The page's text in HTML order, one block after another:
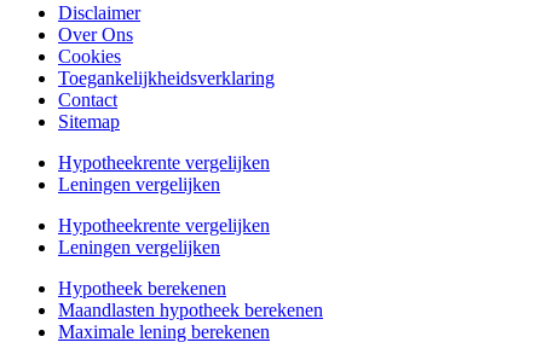
Disclaimer
Over Ons
Cookies
Toegankelijkheidsverklaring
Contact
Sitemap
Hypotheekrente vergelijken
Leningen vergelijken
Hypotheekrente vergelijken
Leningen vergelijken
Hypotheek berekenen
Maandlasten hypotheek berekenen
Maximale lening berekenen